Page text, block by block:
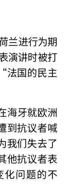
兰进行为期
演讲时被打
法国的民主
海牙就欧洲
到抗议者喊
我们失去了
他抗议者表
化问题的不